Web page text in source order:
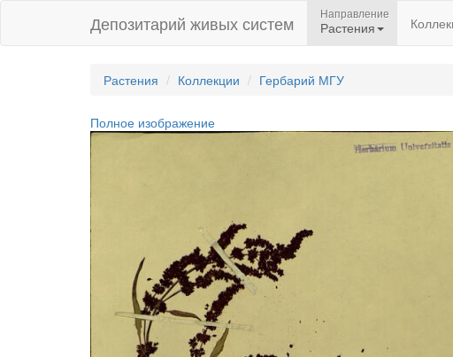
Депозитарий живых систем Направление
Растения
Растения Коллекции Гербарий МГУ
Полное изображение